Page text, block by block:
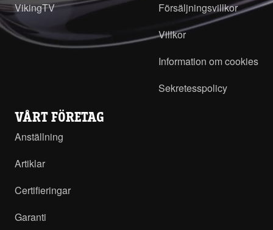
VikingTV
Försäljningsvillkor
Villkor
Information om cookies
Sekretesspolicy
VÅRT FÖRETAG
Anställning
Artiklar
Certifieringar
Garanti